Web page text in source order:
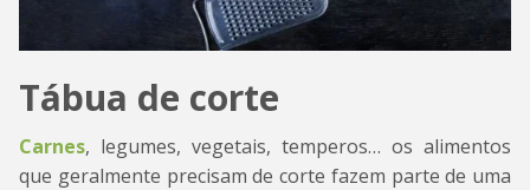
Tábua de corte
Carnes, legumes, vegetais, temperos… os alimentos
que geralmente precisam de corte fazem parte de uma